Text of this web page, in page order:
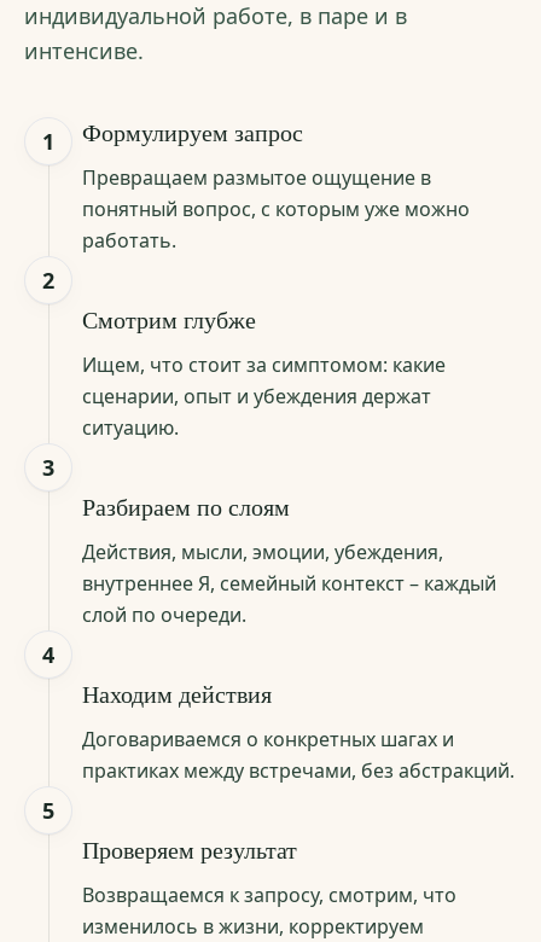
индивидуальной работе, в паре и в
интенсиве.
1 Формулируем запрос
Превращаем размытое ощущение в
понятный вопрос, с которым уже можно
работать.
2
Смотрим глубже
Ищем, что стоит за симптомом: какие
сценарии, опыт и убеждения держат
ситуацию.
3
Разбираем по слоям
Действия, мысли, эмоции, убеждения,
внутреннее Я, семейный контекст – каждый
слой по очереди.
4
Находим действия
Договариваемся о конкретных шагах и
практиках между встречами, без абстракций.
5
Проверяем результат
Возвращаемся к запросу, смотрим, что
изменилось в жизни, корректируем